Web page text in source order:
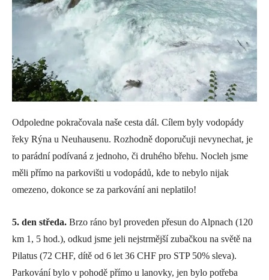
Odpoledne pokračovala naše cesta dál. Cílem byly vodopády
řeky Rýna u Neuhausenu. Rozhodně doporučuji nevynechat, je
to parádní podívaná z jednoho, či druhého břehu. Nocleh jsme
měli přímo na parkovišti u vodopádů, kde to nebylo nijak
omezeno, dokonce se za parkování ani neplatilo!
5. den středa. Brzo ráno byl proveden přesun do Alpnach (120
km 1, 5 hod.), odkud jsme jeli nejstrmější zubačkou na světě na
Pilatus (72 CHF, dítě od 6 let 36 CHF pro STP 50% sleva).
Parkování bylo v pohodě přímo u lanovky, jen bylo potřeba